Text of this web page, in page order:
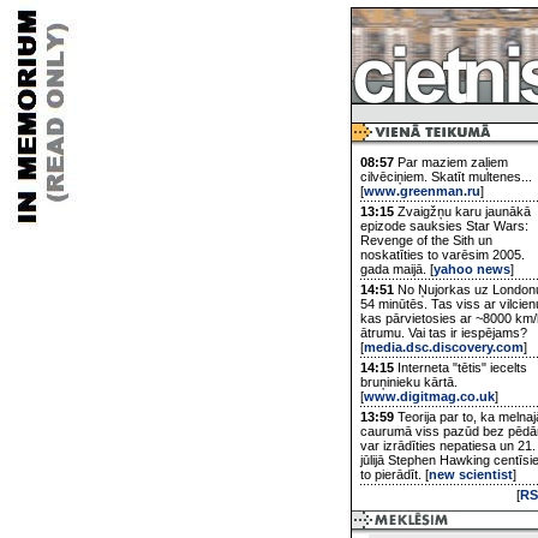
08:57 Par maziem zaļiem
cilvēciņiem. Skatīt multenes...
[www.greenman.ru]
13:15 Zvaigžņu karu jaunākā
epizode sauksies Star Wars:
Revenge of the Sith un
noskatīties to varēsim 2005.
gada maijā. [yahoo news]
14:51 No Ņujorkas uz
54 minūtēs. Tas viss ar
kas pārvietosies ar ~8000
ātrumu. Vai tas ir iespējams?
[media.dsc.discovery.com]
14:15 Interneta "tētis" iecelts
bruņinieku kārtā.
[www.digitmag.co.uk]
13:59 Teorija par to, ka
caurumā viss pazūd bez
var izrādīties nepatiesa un 21.
jūlijā Stephen Hawking
to pierādīt. [new scientist]
[